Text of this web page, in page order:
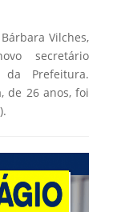
Vilches,
secretário
Prefeitura.
de 26 anos, foi